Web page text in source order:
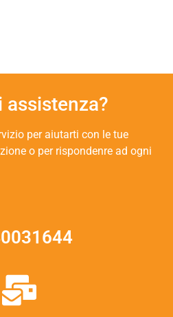
assistenza?
per aiutarti con le tue
o per rispondenre ad ogni